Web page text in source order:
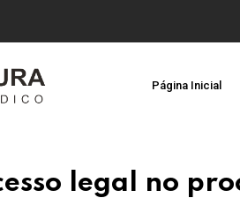
Página Inicial
legal no